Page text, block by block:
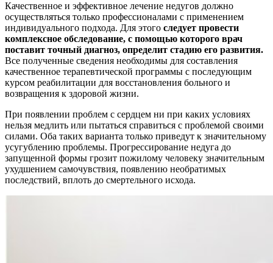
Качественное и эффективное лечение недугов должно
осуществляться только профессионалами с применением
индивидуального подхода. Для этого следует провести
комплексное обследование, с помощью которого врач
поставит точный диагноз, определит стадию его развития.
Все полученные сведения необходимы для составления
качественное терапевтической программы с последующим
курсом реабилитации для восстановления больного и
возвращения к здоровой жизни.
При появлении проблем с сердцем ни при каких условиях
нельзя медлить или пытаться справиться с проблемой своими
силами. Оба таких варианта только приведут к значительному
усугублению проблемы. Прогрессирование недуга до
запущенной формы грозит пожилому человеку значительным
ухудшением самочувствия, появлению необратимых
последствий, вплоть до смертельного исхода.